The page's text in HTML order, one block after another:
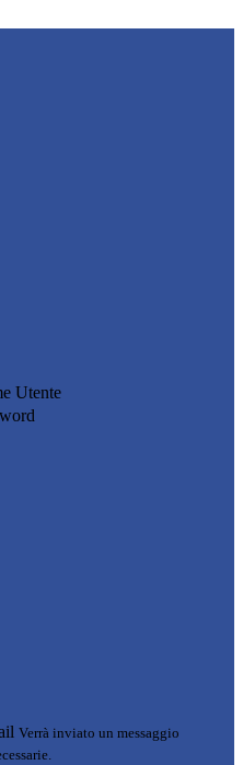
Utente
Verrà inviato un messaggio